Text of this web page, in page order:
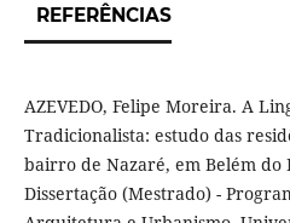
REFERÊNCIAS
AZEVEDO, Felipe Moreira. A
Tradicionalista: estudo das
bairro de Nazaré, em Belém do
Dissertação (Mestrado) -